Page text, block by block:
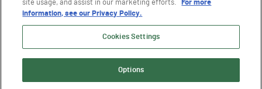
site usage, and assist in our marketing efforts.
For more
information, see our Privacy Policy.
Cookies Settings
Options